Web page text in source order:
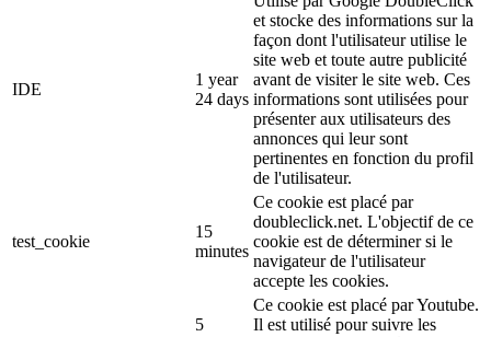
IDE
1 year
24 days
et stocke des informations sur la
façon dont l'utilisateur utilise le
site web et toute autre publicité
avant de visiter le site web. Ces
informations sont utilisées pour
présenter aux utilisateurs des
annonces qui leur sont
pertinentes en fonction du profil
de l'utilisateur.
test_cookie
15
minutes
Ce cookie est placé par
doubleclick.net. L'objectif de ce
cookie est de déterminer si le
navigateur de l'utilisateur
accepte les cookies.
5
Ce cookie est placé par Youtube.
Il est utilisé pour suivre les